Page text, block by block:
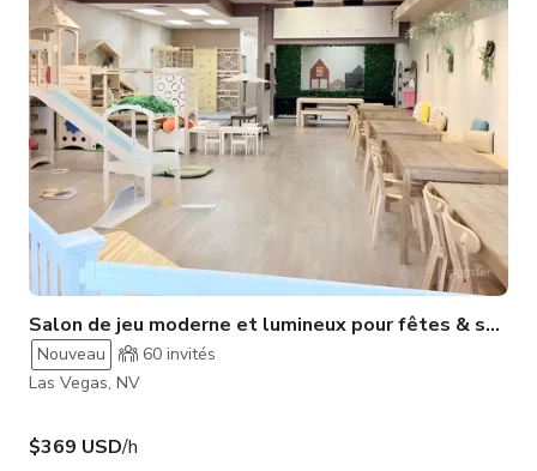
Salon de jeu moderne et lumineux pour fêtes &
Nouveau 60 invités
Las Vegas, NV
$369 USD/h